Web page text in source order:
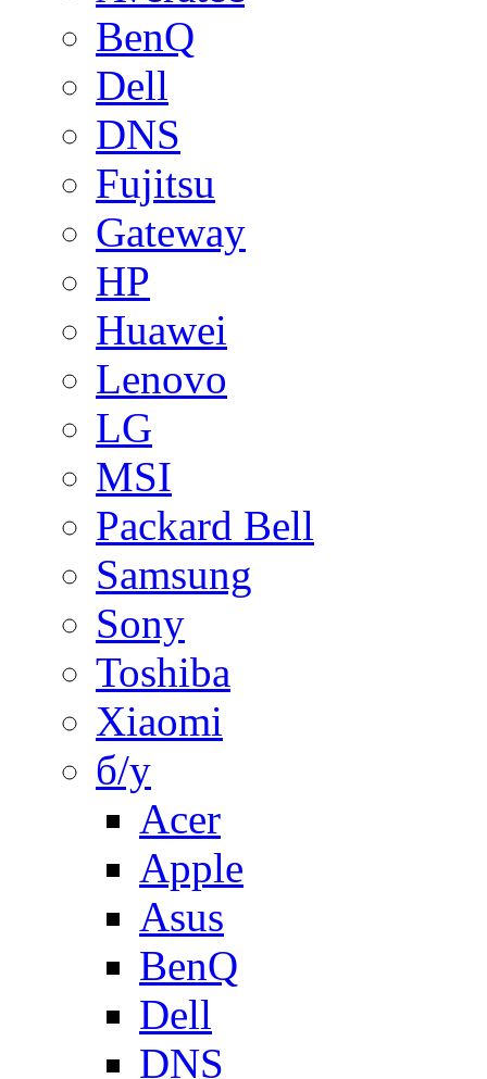
BenQ
Dell
DNS
Fujitsu
Gateway
HP
Huawei
Lenovo
LG
MSI
Packard Bell
Samsung
Sony
Toshiba
Xiaomi
б/у
Acer
Apple
Asus
BenQ
Dell
DNS